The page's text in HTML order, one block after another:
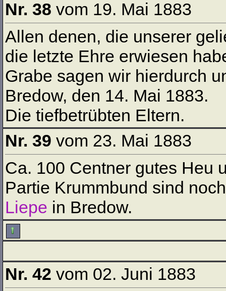
Nr. 38 vom 19. Mai 1883
Allen denen, die unserer
die letzte Ehre erwiesen
Grabe sagen wir hierdurch
Bredow, den 14. Mai 1883.
Die tiefbetrübten Eltern.
Nr. 39 vom 23. Mai 1883
Ca. 100 Centner gutes Heu
Partie Krummbund sind
Liepe in Bredow.
Nr. 42 vom 02. Juni 1883